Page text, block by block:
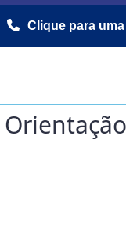
Clique para